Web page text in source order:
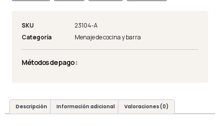
SKU
23104-A
Categoría
Menaje de cocina y barra
Métodos de pago :
Descripción Información adicional Valoraciones (0)